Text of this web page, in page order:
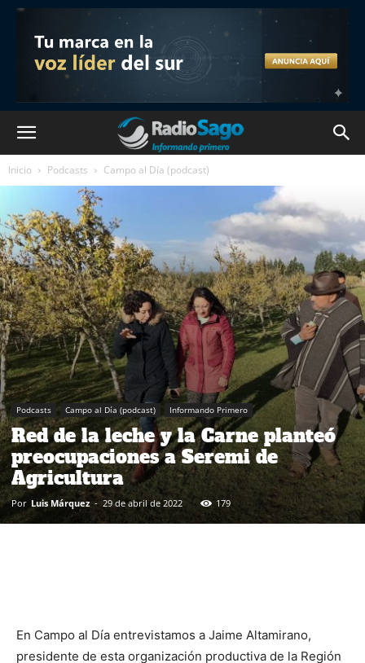
Inicio Podcasts Campo al Día (podcast)
Podcasts Campo al Día (podcast) Informando Primero
Red de la leche y la Carne planteó
preocupaciones a Seremi de
Agricultura
Por Luis Márquez - 29 de abril de 2022 179
En Campo al Día entrevistamos a Jaime Altamirano,
presidente de esta organización productiva de la Región